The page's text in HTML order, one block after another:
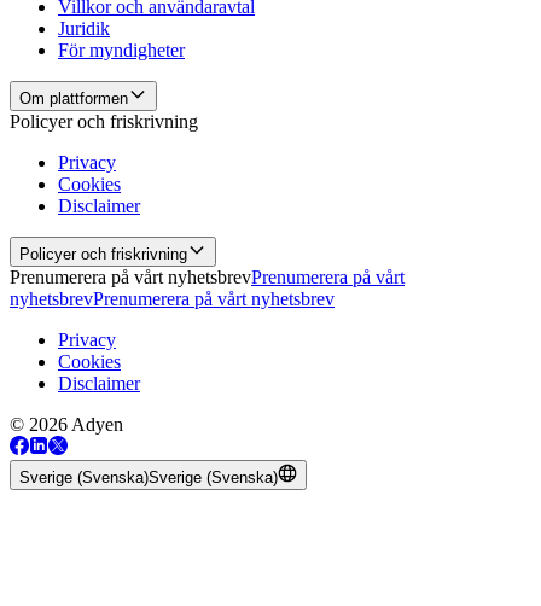
Villkor och användaravtal
Juridik
För myndigheter
Om plattformen
Policyer och friskrivning
Privacy
Cookies
Disclaimer
Policyer och friskrivning
Prenumerera på vårt nyhetsbrevPrenumerera på vårt
nyhetsbrevPrenumerera på vårt nyhetsbrev
Privacy
Cookies
Disclaimer
© 2026 Adyen
Sverige (Svenska)Sverige (Svenska)